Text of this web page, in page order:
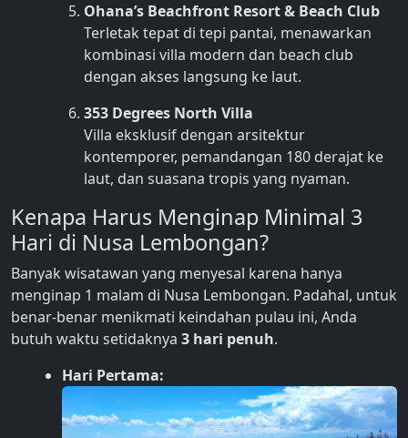
Ohana’s Beachfront Resort & Beach Club
Terletak tepat di tepi pantai, menawarkan
kombinasi villa modern dan beach club
dengan akses langsung ke laut.
353 Degrees North Villa
Villa eksklusif dengan arsitektur
kontemporer, pemandangan 180 derajat ke
laut, dan suasana tropis yang nyaman.
Kenapa Harus Menginap Minimal 3
Hari di Nusa Lembongan?
Banyak wisatawan yang menyesal karena hanya
menginap 1 malam di Nusa Lembongan. Padahal, untuk
benar-benar menikmati keindahan pulau ini, Anda
butuh waktu setidaknya 3 hari penuh.
Hari Pertama: